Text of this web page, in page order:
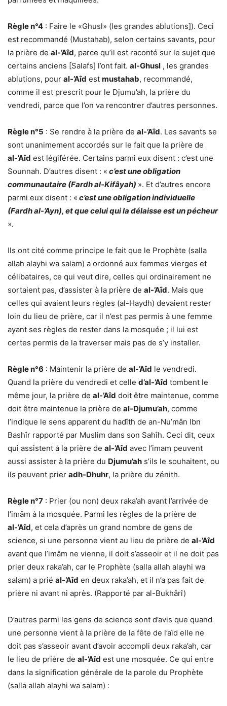
Règle n°4 : Faire le «Ghusl» (les grandes ablutions]). Ceci
est recommandé (Mustahab), selon certains savants, pour
la prière de al-’Aîd, parce qu’il est raconté sur le sujet que
certains anciens [Salafs] l’ont fait. al-Ghusl , les grandes
ablutions, pour al-’Aîd est mustahab, recommandé,
comme il est prescrit pour le Djumu’ah, la prière du
vendredi, parce que l’on va rencontrer d’autres personnes.
Règle n°5 : Se rendre à la prière de al-’Aîd. Les savants se
sont unanimement accordés sur le fait que la prière de
al-’Aîd est légiférée. Certains parmi eux disent : c’est une
Sounnah. D’autres disent : « c’est une obligation
communautaire (Fardh al-Kifâyah) ». Et d’autres encore
parmi eux disent : « c’est une obligation individuelle
(Fardh al-’Ayn), et que celui qui la délaisse est un pécheur
».
Ils ont cité comme principe le fait que le Prophète (salla
allah alayhi wa salam) a ordonné aux femmes vierges et
célibataires, ce qui veut dire, celles qui ordinairement ne
sortaient pas, d’assister à la prière de al-’Aîd. Mais que
celles qui avaient leurs règles (al-Haydh) devaient rester
loin du lieu de prière, car il n’est pas permis à une femme
ayant ses règles de rester dans la mosquée ; il lui est
certes permis de la traverser mais pas de s’y installer.
Règle n°6 : Maintenir la prière de al-’Aîd le vendredi.
Quand la prière du vendredi et celle d’al-’Aîd tombent le
même jour, la prière de al-’Aîd doit être maintenue, comme
doit être maintenue la prière de al-Djumu’ah, comme
l’indique le sens apparent du hadîth de an-Nu’mân Ibn
Bashîr rapporté par Muslim dans son Sahîh. Ceci dit, ceux
qui assistent à la prière de al-’Aîd avec l’imam peuvent
aussi assister à la prière du Djumu’ah s’ils le souhaitent, ou
ils peuvent prier adh-Dhuhr, la prière du zénith.
Règle n°7 : Prier (ou non) deux raka’ah avant l’arrivée de
l’imâm à la mosquée. Parmi les règles de la prière de
al-’Aîd, et cela d’après un grand nombre de gens de
science, si une personne vient au lieu de prière de al-’Aîd
avant que l’imâm ne vienne, il doit s’asseoir et il ne doit pas
prier deux raka’ah, car le Prophète (salla allah alayhi wa
salam) a prié al-’Aîd en deux raka’ah, et il n’a pas fait de
prière ni avant ni après. (Rapporté par al-Bukhârî)
D’autres parmi les gens de science sont d’avis que quand
une personne vient à la prière de la fête de l’aïd elle ne
doit pas s’asseoir avant d’avoir accompli deux raka’ah, car
le lieu de prière de al-’Aîd est une mosquée. Ce qui entre
dans la signification générale de la parole du Prophète
(salla allah alayhi wa salam) :